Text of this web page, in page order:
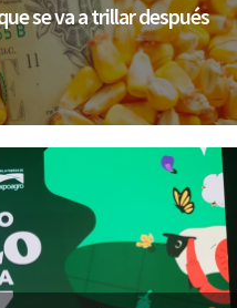
se va a trillar después